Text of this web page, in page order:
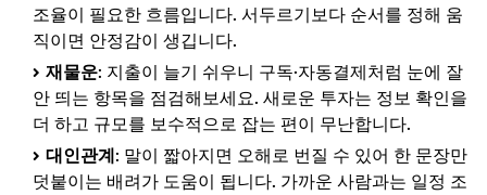
조율이 필요한 흐름입니다. 서두르기보다 순서를 정해 움
직이면 안정감이 생깁니다.
재물운: 지출이 늘기 쉬우니 구독·자동결제처럼 눈에 잘
안 띄는 항목을 점검해보세요. 새로운 투자는 정보 확인을
더 하고 규모를 보수적으로 잡는 편이 무난합니다.
대인관계: 말이 짧아지면 오해로 번질 수 있어 한 문장만
덧붙이는 배려가 도움이 됩니다. 가까운 사람과는 일정 조